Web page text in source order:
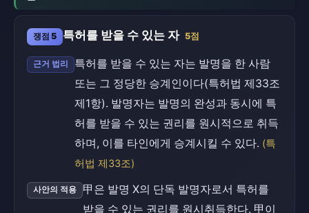
쟁점 5 특허를 받을 수 있는 자 5점
근거 법리
특허를 받을 수 있는 자는 발명을 한 사람
또는 그 정당한 승계인이다(특허법 제33조
제1항). 발명자는 발명의 완성과 동시에 특
허를 받을 수 있는 권리를 원시적으로 취득
하며, 이를 타인에게 승계시킬 수 있다. (특
허법 제33조)
사안의 적용
甲은 발명 X의 단독 발명자로서 특허를
받을 수 있는 권리를 원시취득한다. 甲이